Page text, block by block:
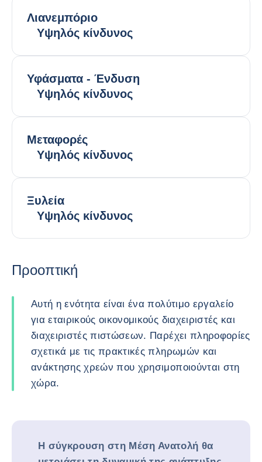
Λιανεμπόριο
Υψηλός κίνδυνος
Υφάσματα - Ένδυση
Υψηλός κίνδυνος
Μεταφορές
Υψηλός κίνδυνος
Ξυλεία
Υψηλός κίνδυνος
Προοπτική
Αυτή η ενότητα είναι ένα πολύτιμο εργαλείο
για εταιρικούς οικονομικούς διαχειριστές και
διαχειριστές πιστώσεων. Παρέχει πληροφορίες
σχετικά με τις πρακτικές πληρωμών και
ανάκτησης χρεών που χρησιμοποιούνται στη
χώρα.
Η σύγκρουση στη Μέση Ανατολή θα